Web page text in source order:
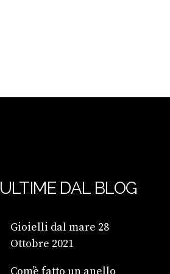
ULTIME DAL BLOG
Gioielli dal mare 28
Ottobre 2021